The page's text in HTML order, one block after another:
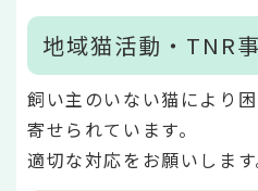
地域猫活動・TNR
飼い主のいない猫により
寄せられています。
適切な対応をお願いします